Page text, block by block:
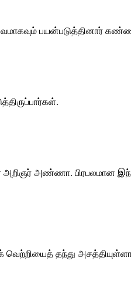
பயன்படுத்தினார்
அண்ணா. பிரபலமான
வெற்றியைத் தந்து